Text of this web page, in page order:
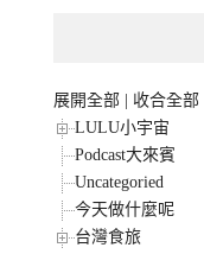
展開全部
收合全部
LULU小宇宙
Podcast大來賓
Uncategoried
今天做什麼呢
台灣食旅